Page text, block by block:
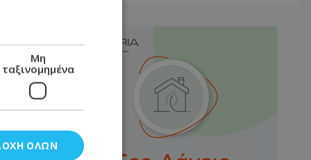
Μη
ταξινομημένα
ΌΛΩΝ